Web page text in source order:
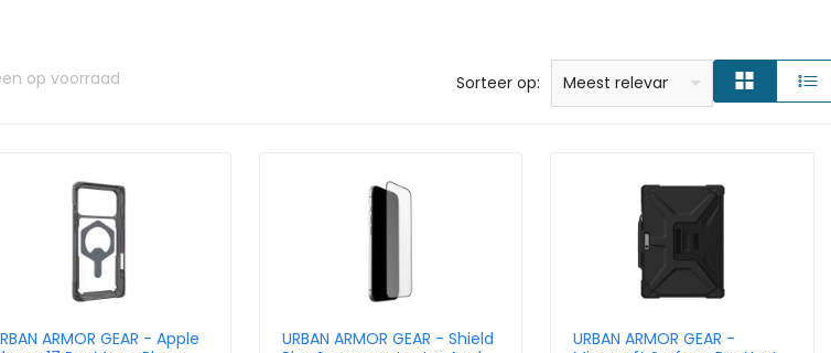
op voorraad Sorteer op: prijs: laag naar hoog
prijs: Hoog naar laag
Alfabetisch: A - Z
Alfabetisch: Z - A
Fabricant
Meest relevant
ARMOR GEAR - Apple
URBAN ARMOR GEAR - Shield
URBAN ARMOR GEAR -